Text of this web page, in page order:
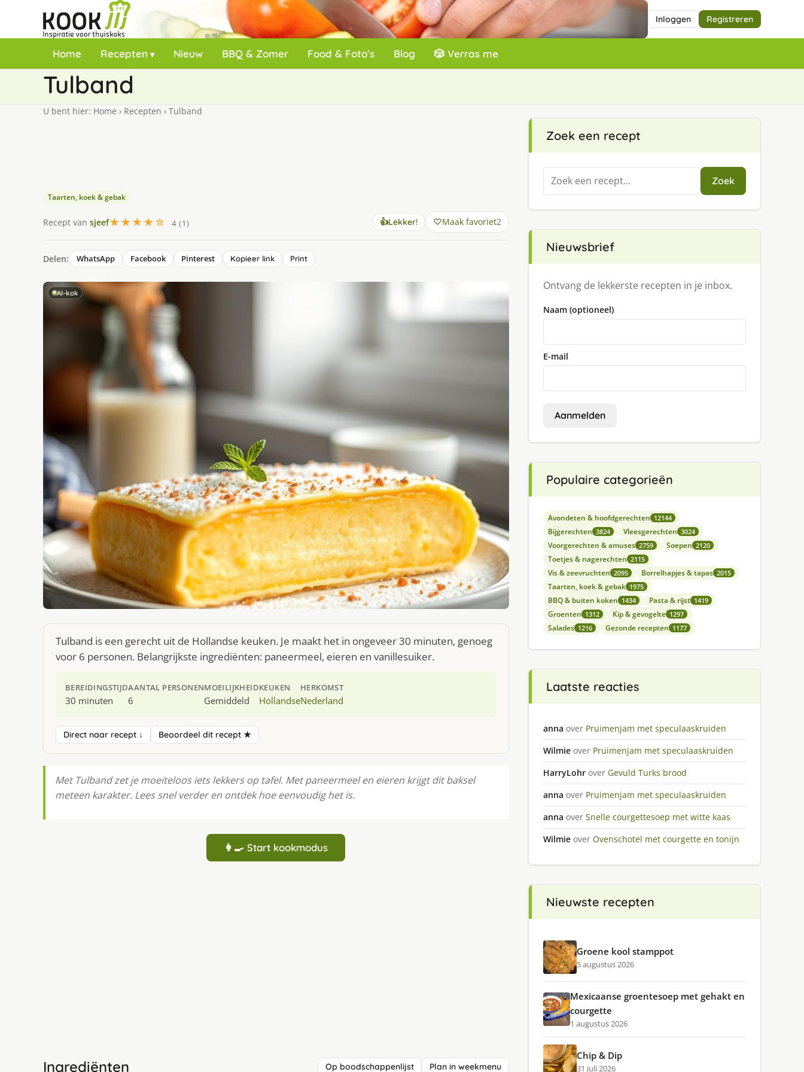
Inloggen Registreren
Home Recepten Nieuw BBQ & Zomer Food & Foto’s Blog 🎲 Verras me
Tulband
U bent hier: Home › Recepten › Tulband
Taarten, koek & gebak
Recept van sjeef★★★★☆ 4 (1) 👍Lekker! Maak favoriet2
Delen: WhatsApp Facebook Pinterest Kopieer link Print
AI-kok
Tulband is een gerecht uit de Hollandse keuken. Je maakt het in ongeveer 30 minuten, genoeg
voor 6 personen. Belangrijkste ingrediënten: paneermeel, eieren en vanillesuiker.
BEREIDINGSTIJD
30 minuten
AANTAL PERSONEN
6
MOEILIJKHEID
Gemiddeld
KEUKEN
Hollandse
HERKOMST
Nederland
Direct naar recept ↓ Beoordeel dit recept ★
Met Tulband zet je moeiteloos iets lekkers op tafel. Met paneermeel en eieren krijgt dit baksel
meteen karakter. Lees snel verder en ontdek hoe eenvoudig het is.
👩‍🍳 Start kookmodus
Ingrediënten Op boodschappenlijst Plan in weekmenu
Zoek een recept
Zoeken
naar:
Zoek
Nieuwsbrief
Ontvang de lekkerste recepten in je inbox.
Naam (optioneel)
E-mail
Aanmelden
Populaire categorieën
Avondeten & hoofdgerechten 12144
Bijgerechten 3824 Vleesgerechten 3024
Voorgerechten & amuses 2759 Soepen 2120
Toetjes & nagerechten 2115
Vis & zeevruchten 2095 Borrelhapjes & tapas 2015
Taarten, koek & gebak 1975
BBQ & buiten koken 1434 Pasta & rijst 1419
Groenten 1312 Kip & gevogelte 1297
Salades 1216 Gezonde recepten 1177
Laatste reacties
anna over Pruimenjam met speculaaskruiden
Wilmie over Pruimenjam met speculaaskruiden
HarryLohr over Gevuld Turks brood
anna over Pruimenjam met speculaaskruiden
anna over Snelle courgettesoep met witte kaas
Wilmie over Ovenschotel met courgette en tonijn
Nieuwste recepten
Groene kool stamppot
5 augustus 2026
Mexicaanse groentesoep met gehakt en
courgette
1 augustus 2026
Chip & Dip
31 juli 2026